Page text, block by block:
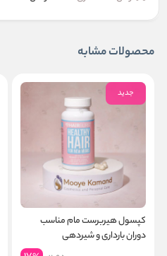
محصولات مشابه
جدید
کپسول هیربرست مام مناسب
دوران بارداری و شیردهی